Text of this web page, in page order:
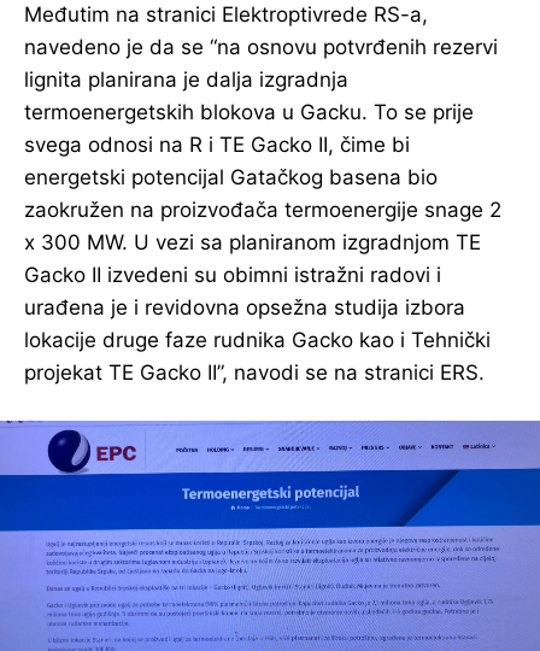
Međutim na stranici Elektroptivrede RS-a,
navedeno je da se “na osnovu potvrđenih rezervi
lignita planirana je dalja izgradnja
termoenergetskih blokova u Gacku. To se prije
svega odnosi na R i TE Gacko II, čime bi
energetski potencijal Gatačkog basena bio
zaokružen na proizvođača termoenergije snage 2
x 300 MW. U vezi sa planiranom izgradnjom TE
Gacko II izvedeni su obimni istražni radovi i
urađena je i revidovna opsežna studija izbora
lokacije druge faze rudnika Gacko kao i Tehnički
projekat TE Gacko II”, navodi se na stranici ERS.